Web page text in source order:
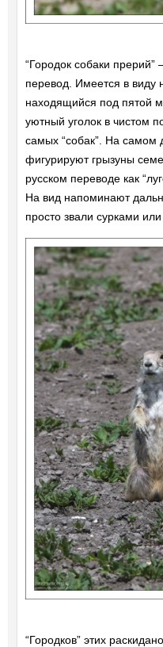
“Городок собаки прерий”
перевод. Имеется в виду
находящийся под пятой
уютный уголок в чистом
самых “собак”. На самом
фигурируют грызуны
русском переводе как
На вид напоминают
просто звали сурками или
“Городков” этих